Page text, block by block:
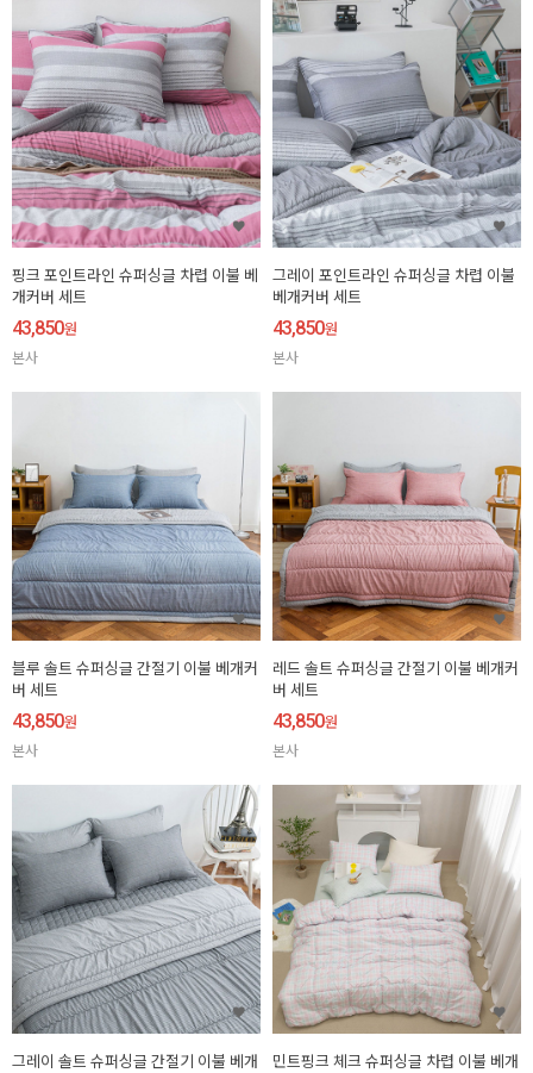
핑크 포인트라인 슈퍼싱글 차렵 이불 베
개커버 세트
43,850원
본사
그레이 포인트라인 슈퍼싱글 차렵 이불
베개커버 세트
43,850원
본사
블루 솔트 슈퍼싱글 간절기 이불 베개커
버 세트
43,850원
본사
레드 솔트 슈퍼싱글 간절기 이불 베개커
버 세트
43,850원
본사
그레이 솔트 슈퍼싱글 간절기 이불 베개
민트핑크 체크 슈퍼싱글 차렵 이불 베개